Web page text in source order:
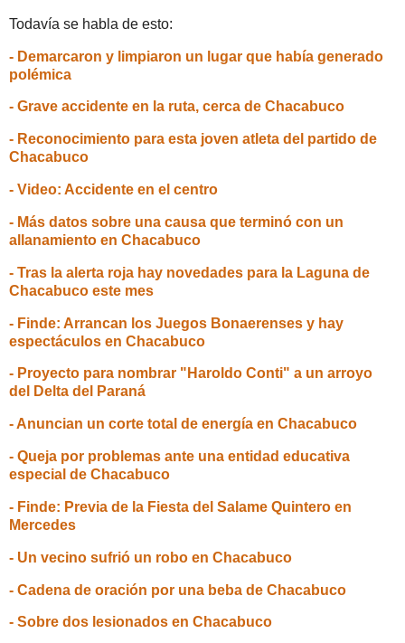
Todavía se habla de esto:
- Demarcaron y limpiaron un lugar que había generado
polémica
- Grave accidente en la ruta, cerca de Chacabuco
- Reconocimiento para esta joven atleta del partido de
Chacabuco
- Video: Accidente en el centro
- Más datos sobre una causa que terminó con un
allanamiento en Chacabuco
- Tras la alerta roja hay novedades para la Laguna de
Chacabuco este mes
- Finde: Arrancan los Juegos Bonaerenses y hay
espectáculos en Chacabuco
- Proyecto para nombrar "Haroldo Conti" a un arroyo
del Delta del Paraná
- Anuncian un corte total de energía en Chacabuco
- Queja por problemas ante una entidad educativa
especial de Chacabuco
- Finde: Previa de la Fiesta del Salame Quintero en
Mercedes
- Un vecino sufrió un robo en Chacabuco
- Cadena de oración por una beba de Chacabuco
- Sobre dos lesionados en Chacabuco